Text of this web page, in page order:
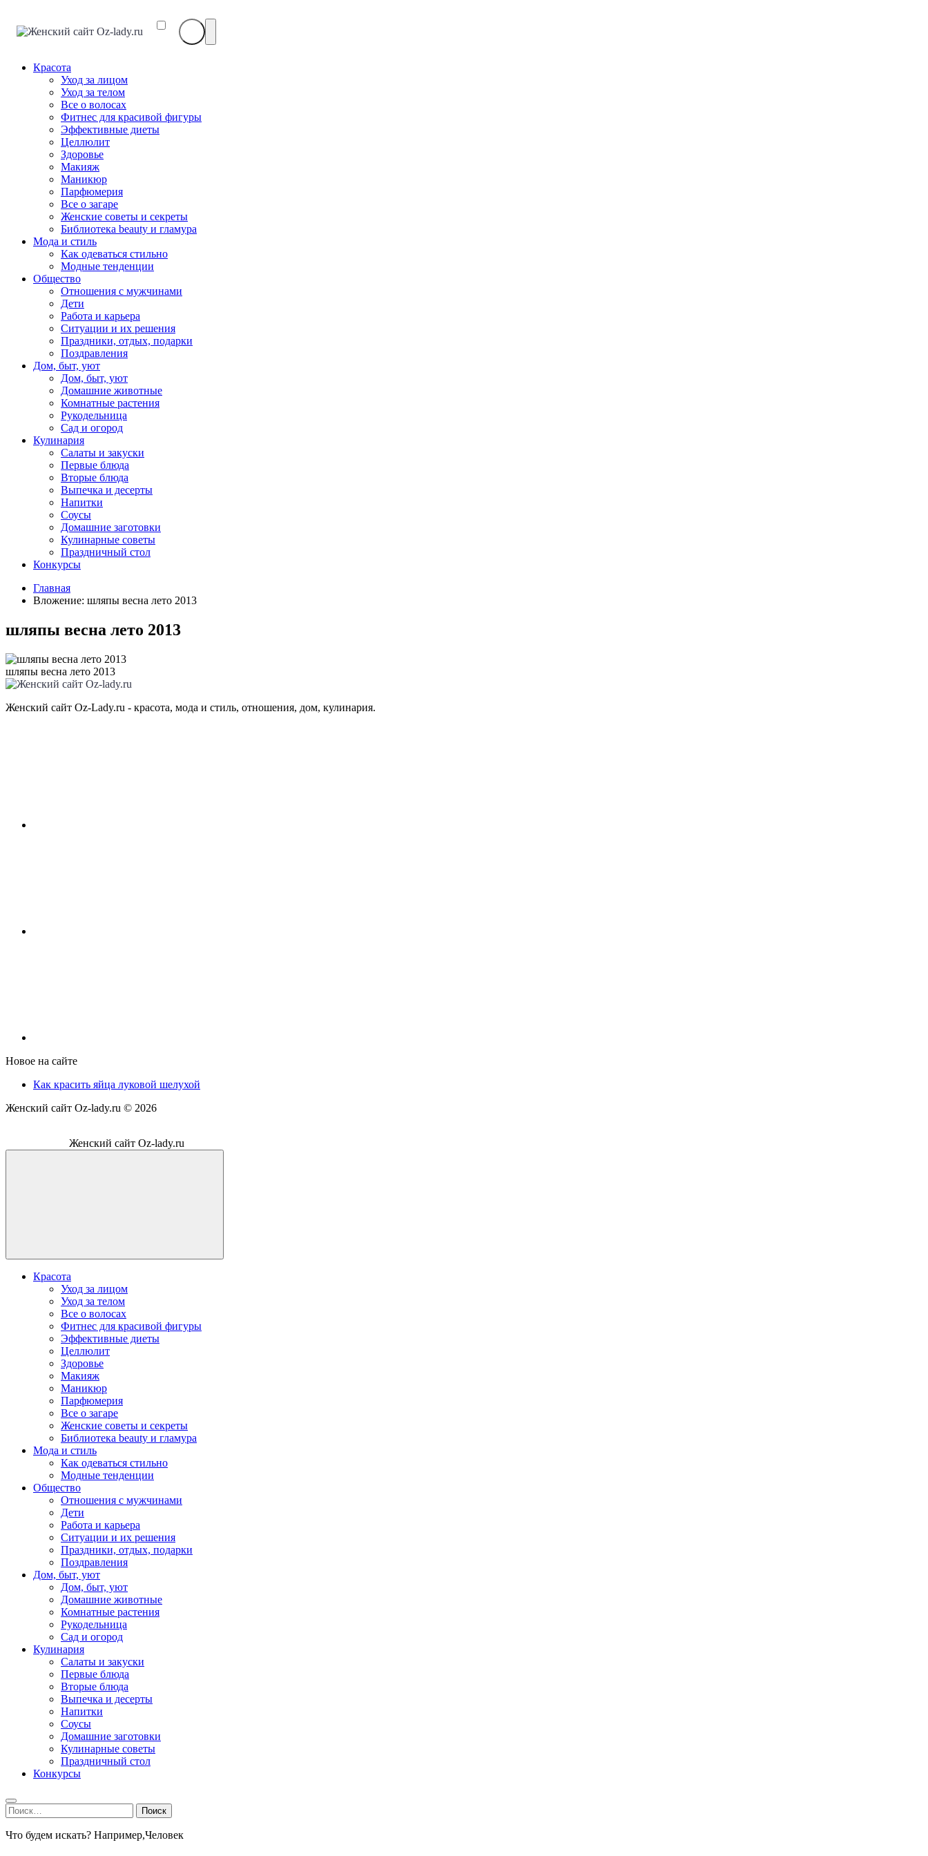
Красота
Уход за лицом
Уход за телом
Все о волосах
Фитнес для красивой фигуры
Эффективные диеты
Целлюлит
Здоровье
Макияж
Маникюр
Парфюмерия
Все о загаре
Женские советы и секреты
Библиотека beauty и гламура
Мода и стиль
Как одеваться стильно
Модные тенденции
Общество
Отношения с мужчинами
Дети
Работа и карьера
Ситуации и их решения
Праздники, отдых, подарки
Поздравления
Дом, быт, уют
Дом, быт, уют
Домашние животные
Комнатные растения
Рукодельница
Сад и огород
Кулинария
Салаты и закуски
Первые блюда
Вторые блюда
Выпечка и десерты
Напитки
Соусы
Домашние заготовки
Кулинарные советы
Праздничный стол
Конкурсы
Главная
Вложение: шляпы весна лето 2013
шляпы весна лето 2013
шляпы весна лето 2013
Женский сайт Oz-Lady.ru - красота, мода и стиль, отношения, дом, кулинария.
Новое на сайте
Как красить яйца луковой шелухой
Женский сайт Oz-lady.ru © 2026
Женский сайт Oz-lady.ru
Красота
Уход за лицом
Уход за телом
Все о волосах
Фитнес для красивой фигуры
Эффективные диеты
Целлюлит
Здоровье
Макияж
Маникюр
Парфюмерия
Все о загаре
Женские советы и секреты
Библиотека beauty и гламура
Мода и стиль
Как одеваться стильно
Модные тенденции
Общество
Отношения с мужчинами
Дети
Работа и карьера
Ситуации и их решения
Праздники, отдых, подарки
Поздравления
Дом, быт, уют
Дом, быт, уют
Домашние животные
Комнатные растения
Рукодельница
Сад и огород
Кулинария
Салаты и закуски
Первые блюда
Вторые блюда
Выпечка и десерты
Напитки
Соусы
Домашние заготовки
Кулинарные советы
Праздничный стол
Конкурсы
Найти:
Что будем искать? Например,Человек